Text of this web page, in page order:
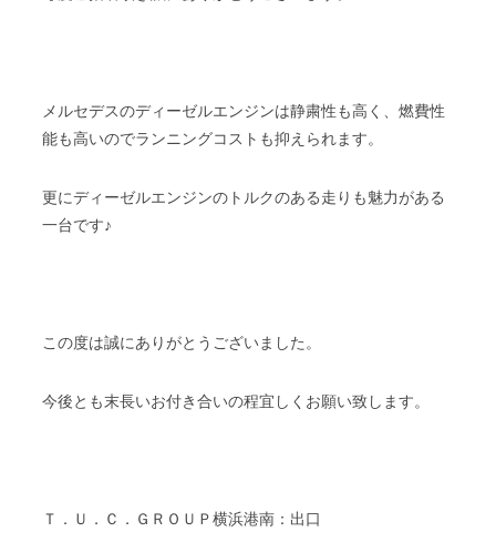
メルセデスのディーゼルエンジンは静粛性も高く、燃費性
能も高いのでランニングコストも抑えられます。
更にディーゼルエンジンのトルクのある走りも魅力がある
一台です♪
この度は誠にありがとうございました。
今後とも末長いお付き合いの程宜しくお願い致します。
Ｔ．Ｕ．Ｃ．ＧＲＯＵＰ横浜港南：出口